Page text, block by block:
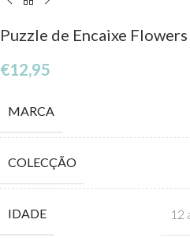
Puzzle de Encaixe
€12,95
MARCA
COLECÇÃO
IDADE 12